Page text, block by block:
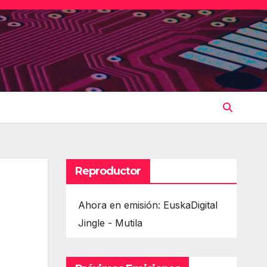
Reproductor
Ahora en emisión: EuskaDigital
Jingle - Mutila